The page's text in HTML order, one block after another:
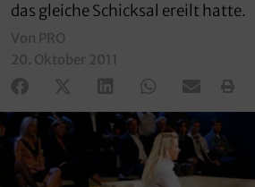
das gleiche Schicksal ereilt hatte.
Von PRO
20. Oktober 2011